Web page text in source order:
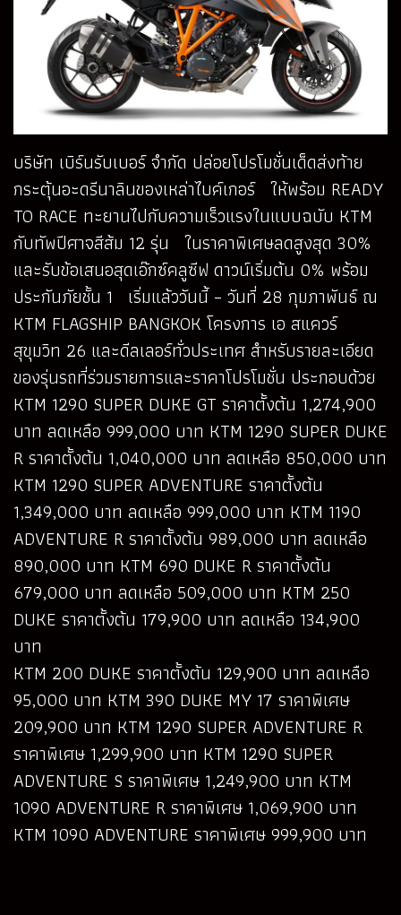
บริษัท เบิร์นรับเบอร์ จำกัด ปล่อยโปรโมชั่นเด็ดส่งท้าย
กระตุ้นอะดรีนาลินของเหล่าไบค์เกอร์ ให้พร้อม READY
TO RACE ทะยานไปกับความเร็วแรงในแบบฉบับ KTM
กับทัพปีศาจสีส้ม 12 รุ่น ในราคาพิเศษลดสูงสุด 30%
และรับข้อเสนอสุดเอ๊กซ์คลูซีฟ ดาวน์เริ่มต้น 0% พร้อม
ประกันภัยชั้น 1 เริ่มแล้ววันนี้ – วันที่ 28 กุมภาพันธ์ ณ
KTM FLAGSHIP BANGKOK โครงการ เอ สแควร์
สุขุมวิท 26 และดีลเลอร์ทั่วประเทศ สำหรับรายละเอียด
ของรุ่นรถที่ร่วมรายการและราคาโปรโมชั่น ประกอบด้วย
KTM 1290 SUPER DUKE GT ราคาตั้งต้น 1,274,900
บาท ลดเหลือ 999,000 บาท KTM 1290 SUPER DUKE
R ราคาตั้งต้น 1,040,000 บาท ลดเหลือ 850,000 บาท
KTM 1290 SUPER ADVENTURE ราคาตั้งต้น
1,349,000 บาท ลดเหลือ 999,000 บาท KTM 1190
ADVENTURE R ราคาตั้งต้น 989,000 บาท ลดเหลือ
890,000 บาท KTM 690 DUKE R ราคาตั้งต้น
679,000 บาท ลดเหลือ 509,000 บาท KTM 250
DUKE ราคาตั้งต้น 179,900 บาท ลดเหลือ 134,900
บาท
KTM 200 DUKE ราคาตั้งต้น 129,900 บาท ลดเหลือ
95,000 บาท KTM 390 DUKE MY 17 ราคาพิเศษ
209,900 บาท KTM 1290 SUPER ADVENTURE R
ราคาพิเศษ 1,299,900 บาท KTM 1290 SUPER
ADVENTURE S ราคาพิเศษ 1,249,900 บาท KTM
1090 ADVENTURE R ราคาพิเศษ 1,069,900 บาท
KTM 1090 ADVENTURE ราคาพิเศษ 999,900 บาท